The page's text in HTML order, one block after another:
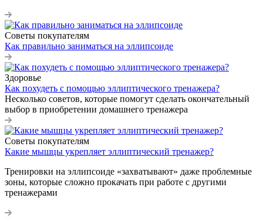
Советы покупателям
Как правильно заниматься на эллипсоиде
Здоровье
Как похудеть с помощью эллиптического тренажера?
Несколько советов, которые помогут сделать окончательный
выбор в приобретении домашнего тренажера
Советы покупателям
Какие мышцы укрепляет эллиптический тренажер?
Тренировки на эллипсоиде «захватывают» даже проблемные
зоны, которые сложно прокачать при работе с другими
тренажерами